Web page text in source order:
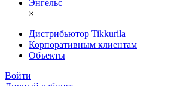
Энгельс
×
Дистрибьютор Tikkurila
Корпоративным клиентам
Объекты
Войти